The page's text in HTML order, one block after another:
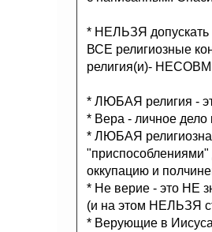
* НЕЛЬЗЯ допускать
ВСЕ религиозные
религия(и)-
* ЛЮБАЯ религия -
* Вера - личное
* ЛЮБАЯ
"приспособлениями"
оккупацию и
* Не верие - это НЕ
(и на этом НЕЛЬЗЯ
* Верующие в